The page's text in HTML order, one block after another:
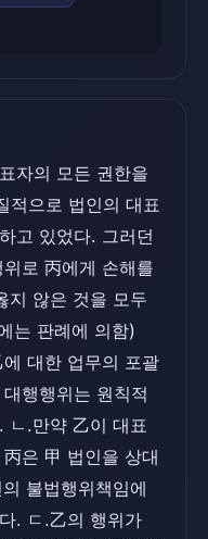
자의 모든 권한을
적으로 법인의 대표
고 있었다. 그러던
로 丙에게 손해를
지 않은 것을 모두
는 판례에 의함)
대한 업무의 포괄
행행위는 원칙적
ㄴ.만약 乙이 대표
은 甲 법인을 상대
불법행위책임에
. ㄷ.乙의 행위가